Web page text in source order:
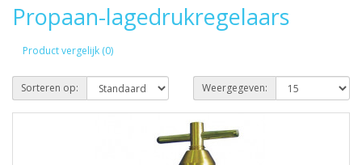
Propaan-lagedrukregelaars
Product vergelijk (0)
Sorteren op: Weergegeven: